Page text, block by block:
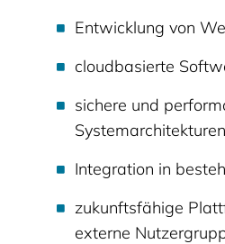
Entwicklung von
cloudbasierte
sichere und
Systemarchitekturen
Integration in
zukunftsfähige
externe